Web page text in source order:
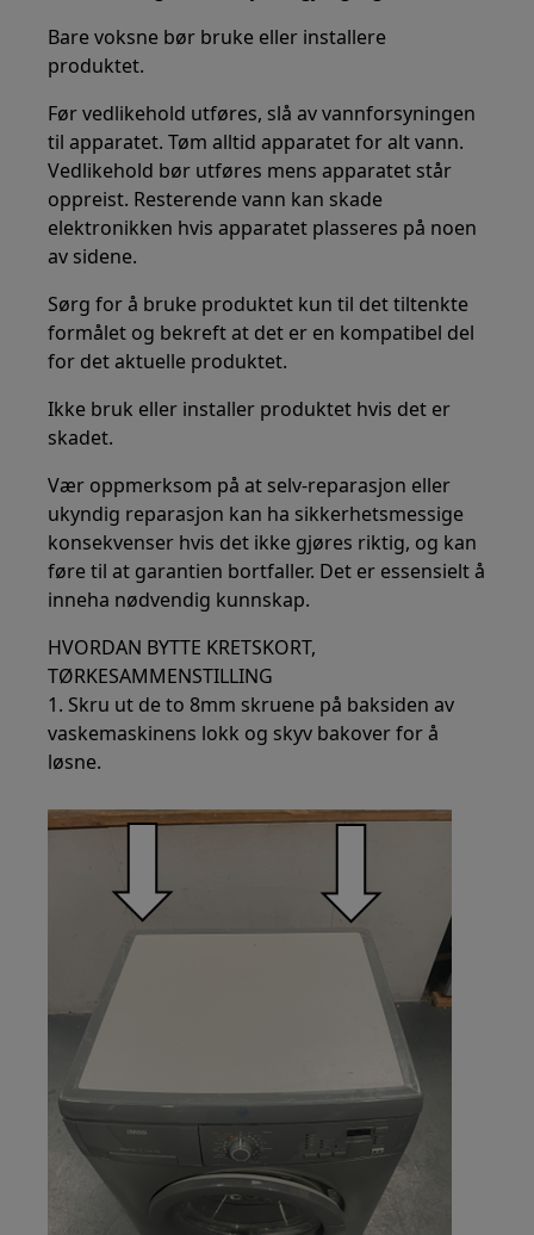
Bare voksne bør bruke eller installere
produktet.
Før vedlikehold utføres, slå av vannforsyningen
til apparatet. Tøm alltid apparatet for alt vann.
Vedlikehold bør utføres mens apparatet står
oppreist. Resterende vann kan skade
elektronikken hvis apparatet plasseres på noen
av sidene.
Sørg for å bruke produktet kun til det tiltenkte
formålet og bekreft at det er en kompatibel del
for det aktuelle produktet.
Ikke bruk eller installer produktet hvis det er
skadet.
Vær oppmerksom på at selv-reparasjon eller
ukyndig reparasjon kan ha sikkerhetsmessige
konsekvenser hvis det ikke gjøres riktig, og kan
føre til at garantien bortfaller. Det er essensielt å
inneha nødvendig kunnskap.
HVORDAN BYTTE KRETSKORT,
TØRKESAMMENSTILLING
1. Skru ut de to 8mm skruene på baksiden av
vaskemaskinens lokk og skyv bakover for å
løsne.